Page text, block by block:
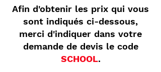
Afin d'obtenir les prix qui vous
sont indiqués ci-dessous,
merci d'indiquer dans votre
demande de devis le code
SCHOOL.